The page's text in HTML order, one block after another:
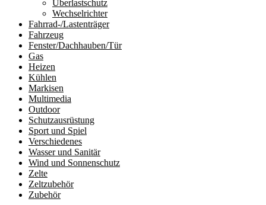
Überlastschutz
Wechselrichter
Fahrrad-/Lastenträger
Fahrzeug
Fenster/Dachhauben/Tür
Gas
Heizen
Kühlen
Markisen
Multimedia
Outdoor
Schutzausrüstung
Sport und Spiel
Verschiedenes
Wasser und Sanitär
Wind und Sonnenschutz
Zelte
Zeltzubehör
Zubehör